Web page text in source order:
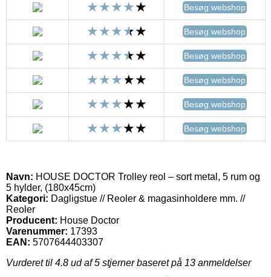
Besøg webshop
Besøg webshop
Besøg webshop
Besøg webshop
Besøg webshop
Besøg webshop
Navn: HOUSE DOCTOR Trolley reol – sort metal, 5 rum og
5 hylder, (180x45cm)
Kategori: Dagligstue // Reoler & magasinholdere mm. //
Reoler
Producent: House Doctor
Varenummer: 17393
EAN: 5707644403307
Vurderet til 4.8 ud af 5 stjerner baseret på 13 anmeldelser